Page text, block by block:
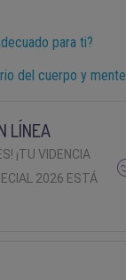
para ti?
del cuerpo y mente
LÍNEA
¡TU VIDENCIA
2026 ESTÁ